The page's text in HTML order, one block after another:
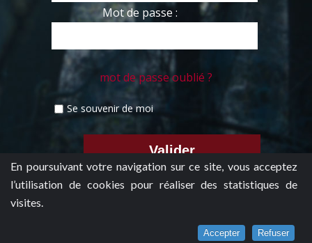
En poursuivant votre navigation sur ce site, vous acceptez
l’utilisation de cookies pour réaliser des statistiques de
visites.
Accepter Refuser
Mot de passe :
mot de passe oublié ?
Se souvenir de moi